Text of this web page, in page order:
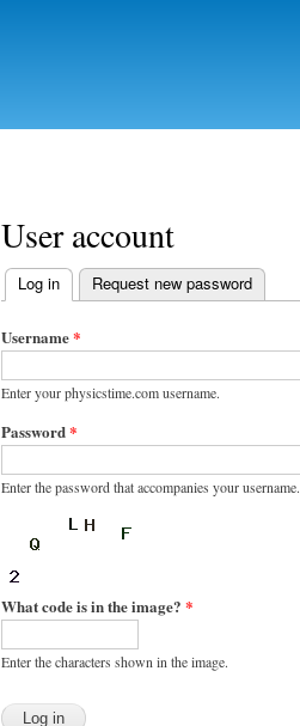
User account
Primary tabs
Log in(active tab)
Request new password
Username*
Enter your physicstime.com username.
Password*
Enter the password that accompanies your username.
What code is in the image? *
Enter the characters shown in the image.